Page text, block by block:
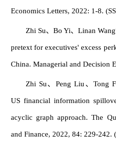
Economics Letters, 2022: 1-8.
Zhi Su、Bo Yi、Linan
pretext for executives' excess
China. Managerial and Decision
Zhi Su、Peng Liu、Tong
US financial information
acyclic graph approach. The
and Finance, 2022, 84: 229-242.